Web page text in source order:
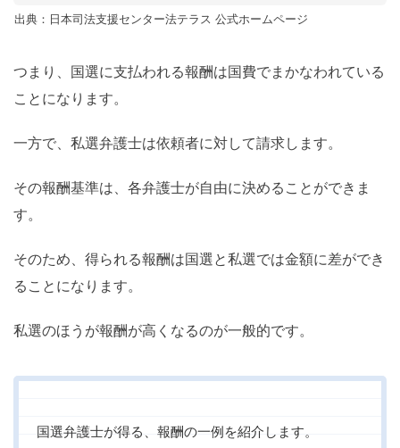
出典：日本司法支援センター法テラス 公式ホームページ
つまり、国選に支払われる報酬は国費でまかなわれている
ことになります。
一方で、私選弁護士は依頼者に対して請求します。
その報酬基準は、各弁護士が自由に決めることができま
す。
そのため、得られる報酬は国選と私選では金額に差ができ
ることになります。
私選のほうが報酬が高くなるのが一般的です。
国選弁護士が得る、報酬の一例を紹介します。